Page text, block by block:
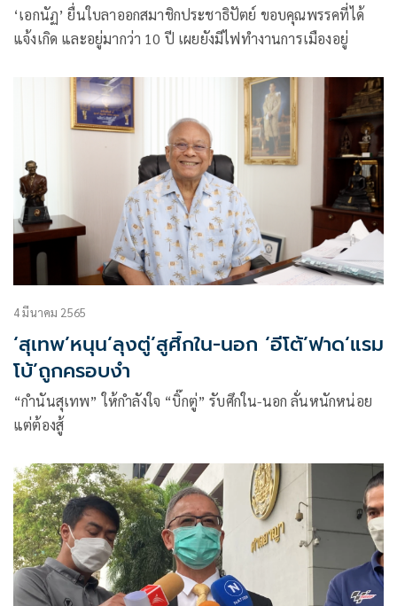
‘เอกนัฏ’ ยื่นใบลาออกสมาชิกประชาธิปัตย์ ขอบคุณพรรคที่ได้
แจ้งเกิด และอยู่มากว่า 10 ปี เผยยังมีไฟทำงานการเมืองอยู่
4 มีนาคม 2565
‘สุเทพ’หนุน‘ลุงตู่’สูศึ้กใน-นอก ‘อีโต้’ฟาด‘แรม
โบ้’ถูกครอบงำ
“กำนันสุเทพ” ให้กำลังใจ “บิ๊กตู่” รับศึกใน-นอก ลั่นหนักหน่อย
แต่ต้องสู้